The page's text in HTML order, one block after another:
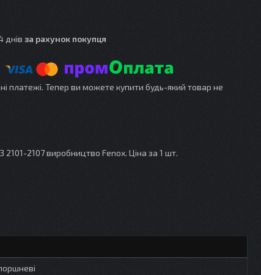
днів за рахунок покупця
платежі. Тепер ви можете купити будь-який товар не
2101-2107 виробництво Fenox. Ціна за 1 шт.